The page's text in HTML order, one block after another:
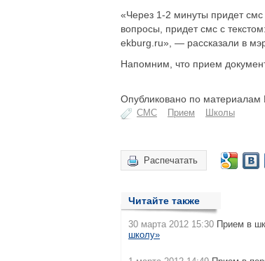
«Через 1-2 минуты придет
вопросы, придет смс с
ekburg.ru», — рассказали в
Напомним, что прием
Опубликовано по материалам
СМС Прием Школы
Распечатать
Читайте также
30 марта 2012 15:30 Прием в
школу»